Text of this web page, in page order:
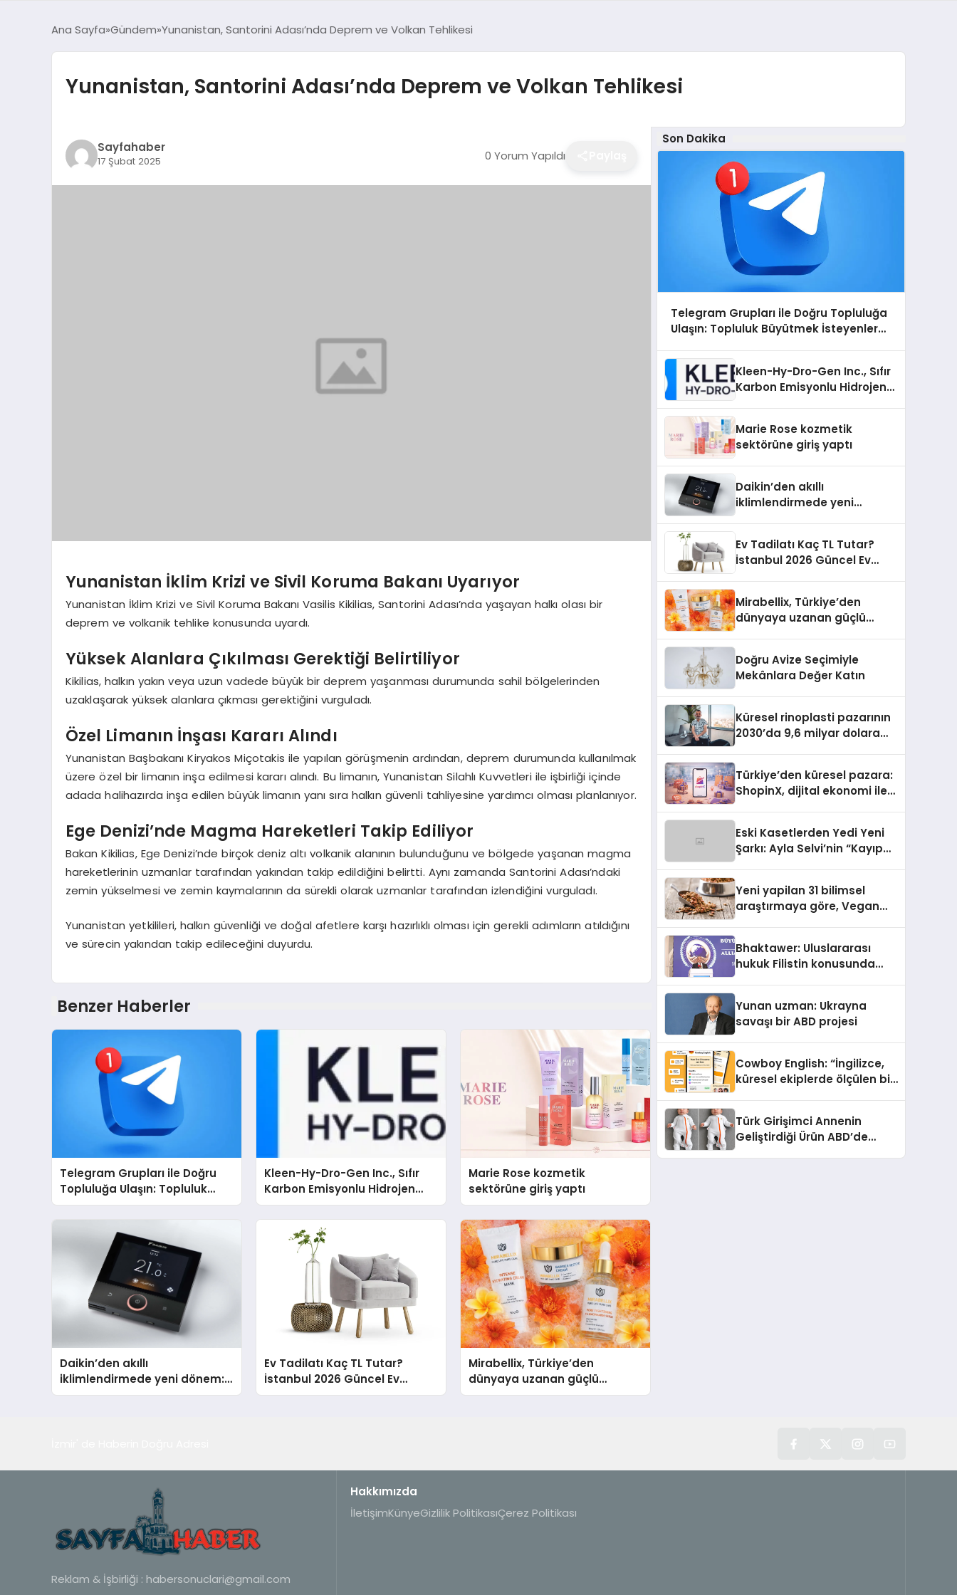
Ana Sayfa Gündem Yunanistan, Santorini Adası’nda Deprem ve Volkan Tehlikesi
Yunanistan, Santorini Adası’nda Deprem ve Volkan Tehlikesi
Sayfahaber
17 Şubat 2025 0 Yorum Yapıldı
Yunanistan İklim Krizi ve Sivil Koruma Bakanı Uyarıyor
Yunanistan İklim Krizi ve Sivil Koruma Bakanı Vasilis Kikilias, Santorini Adası’nda yaşayan halkı olası bir
deprem ve volkanik tehlike konusunda uyardı.
Yüksek Alanlara Çıkılması Gerektiği Belirtiliyor
Kikilias, halkın yakın veya uzun vadede büyük bir deprem yaşanması durumunda sahil bölgelerinden
uzaklaşarak yüksek alanlara çıkması gerektiğini vurguladı.
Özel Limanın İnşası Kararı Alındı
Yunanistan Başbakanı Kiryakos Miçotakis ile yapılan görüşmenin ardından, deprem durumunda kullanılmak
üzere özel bir limanın inşa edilmesi kararı alındı. Bu limanın, Yunanistan Silahlı Kuvvetleri ile işbirliği içinde
adada halihazırda inşa edilen büyük limanın yanı sıra halkın güvenli tahliyesine yardımcı olması planlanıyor.
Ege Denizi’nde Magma Hareketleri Takip Ediliyor
Bakan Kikilias, Ege Denizi’nde birçok deniz altı volkanik alanının bulunduğunu ve bölgede yaşanan magma
hareketlerinin uzmanlar tarafından yakından takip edildiğini belirtti. Aynı zamanda Santorini Adası’ndaki
zemin yükselmesi ve zemin kaymalarının da sürekli olarak uzmanlar tarafından izlendiğini vurguladı.
Yunanistan yetkilileri, halkın güvenliği ve doğal afetlere karşı hazırlıklı olması için gerekli adımların atıldığını
ve sürecin yakından takip edileceğini duyurdu.
Benzer Haberler
Telegram Grupları ile Doğru
Topluluğa Ulaşın: Topluluk
Büyütmek İsteyenlere
Kleen-Hy-Dro-Gen Inc., Sıfır
Karbon Emisyonlu Hidrojen
Isıtma Teknolojisinde ISO ve
TSSA Düzenleyici Onaylarını
Marie Rose kozmetik
sektörüne giriş yaptı
Daikin’den akıllı
iklimlendirmede yeni dönem:
Madoka Plus Türkiye’de
Ev Tadilatı Kaç TL Tutar?
İstanbul 2026 Güncel Ev
Tadilat Maliyet Rehberi
Mirabellix, Türkiye’den
dünyaya uzanan güçlü
büyümesini sürdürüyor
Son Dakika
Telegram Grupları ile Doğru Topluluğa
Ulaşın: Topluluk Büyütmek İsteyenlere
Kleen-Hy-Dro-Gen Inc., Sıfır
Karbon Emisyonlu Hidrojen
Aldı
Marie Rose kozmetik
sektörüne giriş yaptı
Daikin’den akıllı
iklimlendirmede yeni
Ev Tadilatı Kaç TL Tutar?
İstanbul 2026 Güncel Ev
Mirabellix, Türkiye’den
dünyaya uzanan güçlü
Doğru Avize Seçimiyle
Mekânlara Değer Katın
Küresel rinoplasti pazarının
2030’da 9,6 milyar dolara
Türkiye’den küresel pazara:
ShopinX, dijital ekonomi ile
Eski Kasetlerden Yedi Yeni
Şarkı: Ayla Selvi’nin “Kayıp
Yeni yapilan 31 bilimsel
araştırmaya göre, Vegan
Sindirildiğini Ortaya Koydu
Bhaktawer: Uluslararası
hukuk Filistin konusunda
Yunan uzman: Ukrayna
savaşı bir ABD projesi
Cowboy English: “İngilizce,
küresel ekiplerde ölçülen bir
Türk Girişimci Annenin
Geliştirdiği Ürün ABD’de
Reklam & İşbirliği : habersonuclari@gmail.com
Hakkımızda
İletişimKünyeGizlilik PolitikasıÇerez Politikası